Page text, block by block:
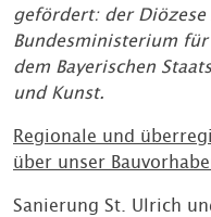
gefördert: der
Bundesministerium
dem Bayerischen
und Kunst.
Regionale und
über unser
Sanierung St. Ulrich